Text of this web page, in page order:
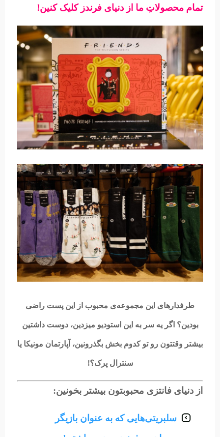
تمام محصولاتِ ما از دنیای فرندز کلیک کنین!
طرفدارهای این مجموعه‌ی محبوب از این پست راضی
بودین؟ اگر یه سر به این استودیو میزدین، دوست داشتین
بیشتر وقتتون رو تو کدوم بخش بگذرونین، آپارتمان مونیکا یا
سنترال پرک؟!
از دنیای فانتزی محبوبتون بیشتر بخونین:
سلبریتی‌هایی که به عنوان بازیگر